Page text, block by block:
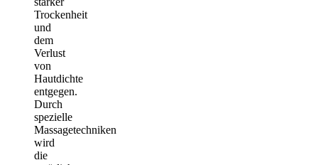
Trockenheit
und
dem
Verlust
von
Hautdichte
entgegen.
Durch
spezielle
Massagetechniken
wird
die